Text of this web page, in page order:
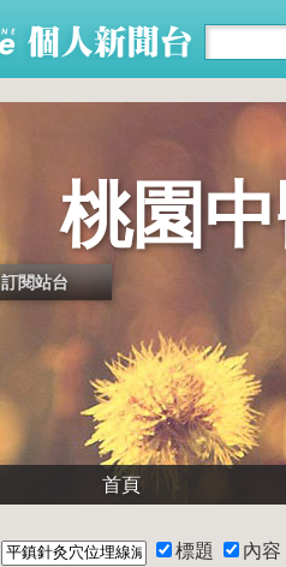
桃園
訂閱站台
首頁
標題
內容